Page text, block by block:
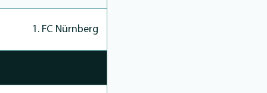
1. FC Nürnberg